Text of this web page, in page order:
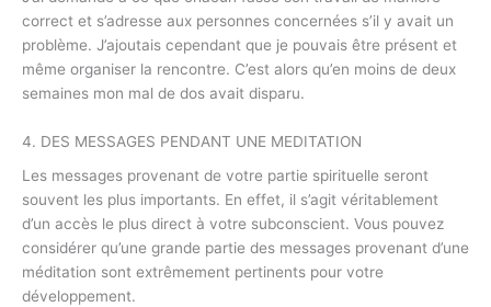
correct et s’adresse aux personnes concernées s’il y avait un
problème. J’ajoutais cependant que je pouvais être présent et
même organiser la rencontre. C’est alors qu’en moins de deux
semaines mon mal de dos avait disparu.
4. DES MESSAGES PENDANT UNE MEDITATION
Les messages provenant de votre partie spirituelle seront
souvent les plus importants. En effet, il s’agit véritablement
d’un accès le plus direct à votre subconscient. Vous pouvez
considérer qu’une grande partie des messages provenant d’une
méditation sont extrêmement pertinents pour votre
développement.